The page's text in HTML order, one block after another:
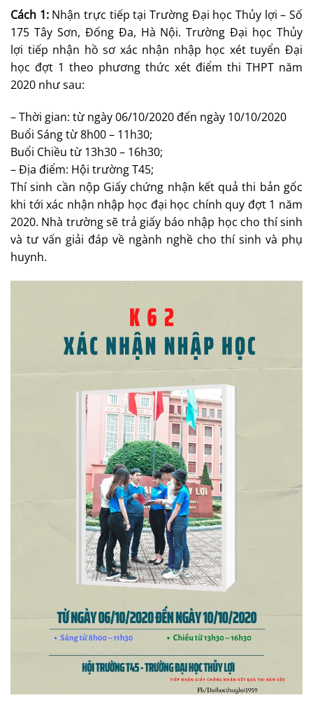
Cách 1:Nhận trực tiếp tại Trường Đại học Thủy lợi – Số
175 Tây Sơn, Đống Đa, Hà Nội. Trường Đại học Thủy
lợi tiếp nhận hồ sơ xác nhận nhập học xét tuyển Đại
học đợt 1 theo phương thức xét điểm thi THPT năm
2020 như sau:
– Thời gian: từ ngày 06/10/2020 đến ngày 10/10/2020
Buổi Sáng từ 8h00 – 11h30;
Buổi Chiều từ 13h30 – 16h30;
– Địa điểm: Hội trường T45;
Thí sinh cần nộp Giấy chứng nhận kết quả thi bản gốc
khi tới xác nhận nhập học đại học chính quy đợt 1 năm
2020. Nhà trường sẽ trả giấy báo nhập học cho thí sinh
và tư vấn giải đáp về ngành nghề cho thí sinh và phụ
huynh.